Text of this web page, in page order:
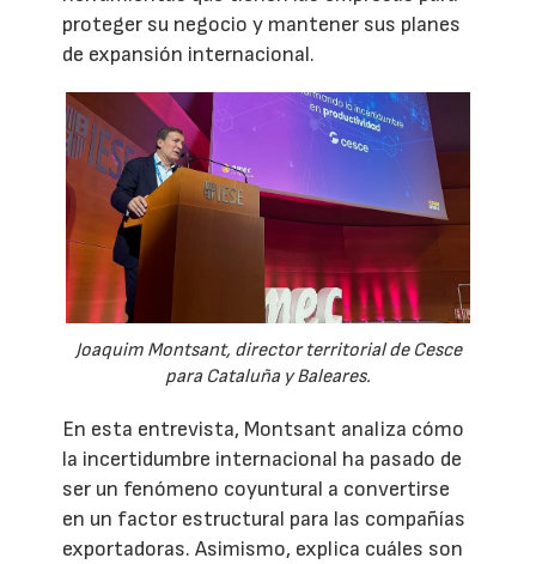
proteger su negocio y mantener sus planes
de expansión internacional.
Joaquim Montsant, director territorial de Cesce
para Cataluña y Baleares.
En esta entrevista, Montsant analiza cómo
la incertidumbre internacional ha pasado de
ser un fenómeno coyuntural a convertirse
en un factor estructural para las compañías
exportadoras. Asimismo, explica cuáles son